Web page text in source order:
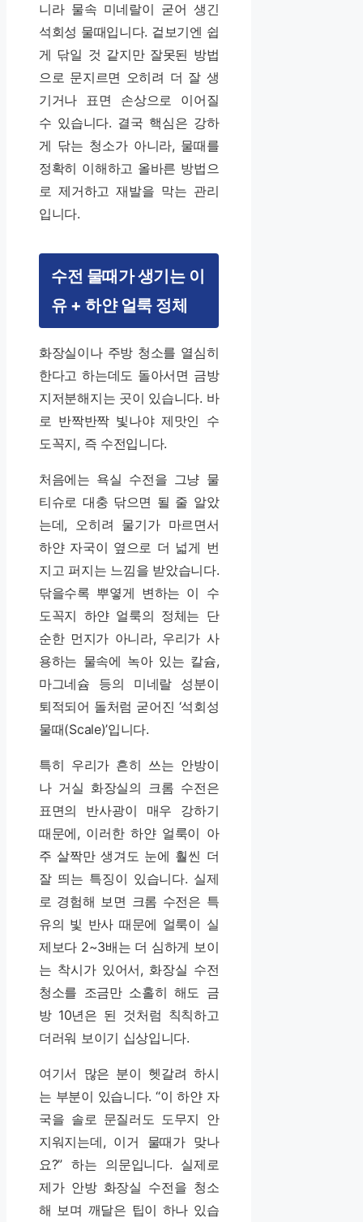
니라 물속 미네랄이 굳어 생긴
석회성 물때입니다. 겉보기엔 쉽
게 닦일 것 같지만 잘못된 방법
으로 문지르면 오히려 더 잘 생
기거나 표면 손상으로 이어질
수 있습니다. 결국 핵심은 강하
게 닦는 청소가 아니라, 물때를
정확히 이해하고 올바른 방법으
로 제거하고 재발을 막는 관리
입니다.
수전 물때가 생기는 이
유 + 하얀 얼룩 정체
화장실이나 주방 청소를 열심히
한다고 하는데도 돌아서면 금방
지저분해지는 곳이 있습니다. 바
로 반짝반짝 빛나야 제맛인 수
도꼭지, 즉 수전입니다.
처음에는 욕실 수전을 그냥 물
티슈로 대충 닦으면 될 줄 알았
는데, 오히려 물기가 마르면서
하얀 자국이 옆으로 더 넓게 번
지고 퍼지는 느낌을 받았습니다.
닦을수록 뿌옇게 변하는 이 수
도꼭지 하얀 얼룩의 정체는 단
순한 먼지가 아니라, 우리가 사
용하는 물속에 녹아 있는 칼슘,
마그네슘 등의 미네랄 성분이
퇴적되어 돌처럼 굳어진 ‘석회성
물때(Scale)’입니다.
특히 우리가 흔히 쓰는 안방이
나 거실 화장실의 크롬 수전은
표면의 반사광이 매우 강하기
때문에, 이러한 하얀 얼룩이 아
주 살짝만 생겨도 눈에 훨씬 더
잘 띄는 특징이 있습니다. 실제
로 경험해 보면 크롬 수전은 특
유의 빛 반사 때문에 얼룩이 실
제보다 2~3배는 더 심하게 보이
는 착시가 있어서, 화장실 수전
청소를 조금만 소홀히 해도 금
방 10년은 된 것처럼 칙칙하고
더러워 보이기 십상입니다.
여기서 많은 분이 헷갈려 하시
는 부분이 있습니다. “이 하얀 자
국을 솔로 문질러도 도무지 안
지워지는데, 이거 물때가 맞나
요?” 하는 의문입니다. 실제로
제가 안방 화장실 수전을 청소
해 보며 깨달은 팁이 하나 있습